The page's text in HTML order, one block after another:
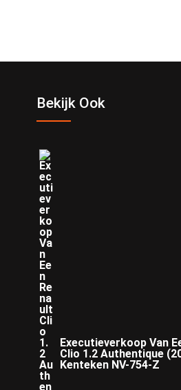
Bekijk Ook
Executieverkoop Van
Clio 1.2 Authentique
Kenteken NV-754-Z